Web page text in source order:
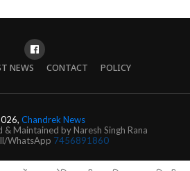
NEWS CONTACT POLICY
Chandrek News
Maintained by Naresh Singh Rana
WhatsApp 7456891860